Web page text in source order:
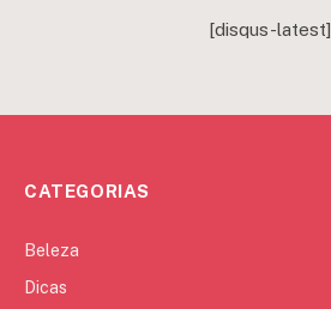
[disqus-latest]
CATEGORIAS
Beleza
Dicas